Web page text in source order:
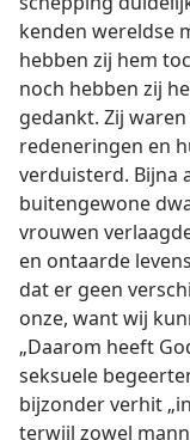
kenden wereldse
hebben zij hem
noch hebben zij
gedankt. Zij
redeneringen en
verduisterd. Bijna
buitengewone
vrouwen
en ontaarde
dat er geen
onze, want wij
„Daarom heeft
seksuele
bijzonder verhit
terwijl zowel